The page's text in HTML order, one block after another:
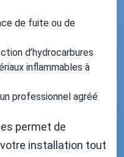
de fuite ou de
d’hydrocarbures
inflammables à
professionnel agréé
permet de
votre installation tout